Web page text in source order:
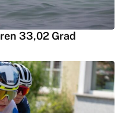
33,02 Grad